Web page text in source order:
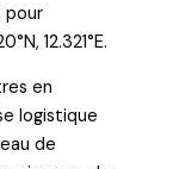
pour
12.321°E.
en
logistique
de